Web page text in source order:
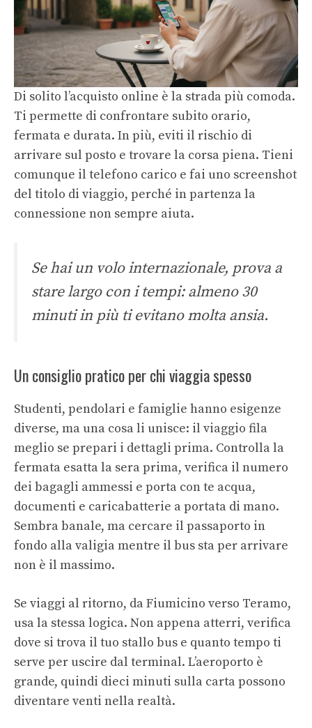
Di solito l’acquisto online è la strada più comoda.
Ti permette di confrontare subito orario,
fermata e durata. In più, eviti il rischio di
arrivare sul posto e trovare la corsa piena. Tieni
comunque il telefono carico e fai uno screenshot
del titolo di viaggio, perché in partenza la
connessione non sempre aiuta.
Se hai un volo internazionale, prova a
stare largo con i tempi: almeno 30
minuti in più ti evitano molta ansia.
Un consiglio pratico per chi viaggia spesso
Studenti, pendolari e famiglie hanno esigenze
diverse, ma una cosa li unisce: il viaggio fila
meglio se prepari i dettagli prima. Controlla la
fermata esatta la sera prima, verifica il numero
dei bagagli ammessi e porta con te acqua,
documenti e caricabatterie a portata di mano.
Sembra banale, ma cercare il passaporto in
fondo alla valigia mentre il bus sta per arrivare
non è il massimo.
Se viaggi al ritorno, da Fiumicino verso Teramo,
usa la stessa logica. Non appena atterri, verifica
dove si trova il tuo stallo bus e quanto tempo ti
serve per uscire dal terminal. L’aeroporto è
grande, quindi dieci minuti sulla carta possono
diventare venti nella realtà.